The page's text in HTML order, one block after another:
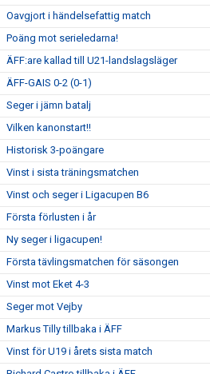
Oavgjort i händelsefattig match
Poäng mot serieledarna!
ÄFF:are kallad till U21-landslagsläger
ÄFF-GAIS 0-2 (0-1)
Seger i jämn batalj
Vilken kanonstart!!
Historisk 3-poängare
Vinst i sista träningsmatchen
Vinst och seger i Ligacupen B6
Första förlusten i år
Ny seger i ligacupen!
Första tävlingsmatchen för säsongen
Vinst mot Eket 4-3
Seger mot Vejby
Markus Tilly tillbaka i ÄFF
Vinst för U19 i årets sista match